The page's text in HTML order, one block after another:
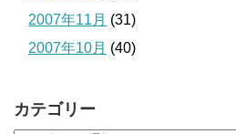
2007年11月 (31)
2007年10月 (40)
カテゴリー